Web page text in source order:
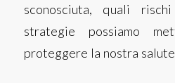
sconosciuta, quali
strategie possiamo
proteggere la nostra